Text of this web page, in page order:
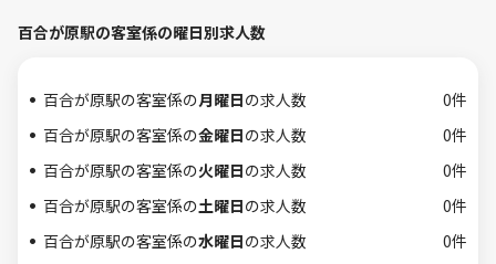
百合が原駅の客室係の曜日別求人数
百合が原駅の客室係の月曜日の求人数
0件
百合が原駅の客室係の金曜日の求人数
0件
百合が原駅の客室係の火曜日の求人数
0件
百合が原駅の客室係の土曜日の求人数
0件
百合が原駅の客室係の水曜日の求人数
0件